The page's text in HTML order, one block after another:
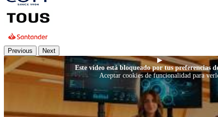
Previous
Next
▶
Este vídeo está bloqueado por tus preferencias
Aceptar cookies de funcionalidad para